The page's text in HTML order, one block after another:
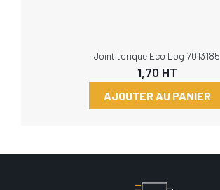
Joint torique Eco Log 7013185
1,70HT
AJOUTER AU PANIER